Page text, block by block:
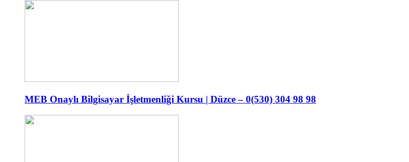
MEB Onaylı Bilgisayar İşletmenliği Kursu | Düzce – 0(530) 304 98 98